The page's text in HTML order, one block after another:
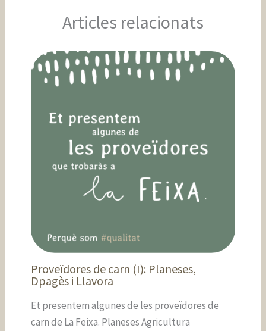
Articles relacionats
Proveïdores de carn (I): Planeses,
Dpagès i Llavora
Et presentem algunes de les proveïdores de
carn de La Feixa. Planeses Agricultura